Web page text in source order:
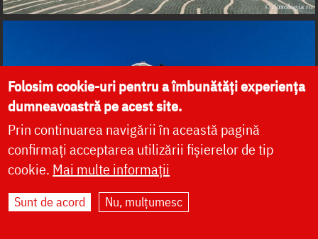
Folosim cookie-uri pentru a îmbunătăți experiența
dumneavoastră pe acest site.
Prin continuarea navigării în această pagină
confirmați acceptarea utilizării fișierelor de tip
cookie. Mai multe informații
Sunt de acord Nu, mulțumesc